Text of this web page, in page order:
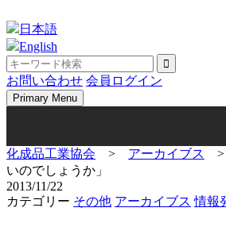
to
content
日本語
English
お問い合わせ 会員ログイン
Primary Menu
化成品工業協会 > アーカイブス
いのでしょうか」
2013/11/22
カテゴリー その他 アーカイブス 情報